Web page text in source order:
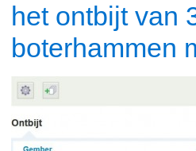
het ontbijt van
boterhammen